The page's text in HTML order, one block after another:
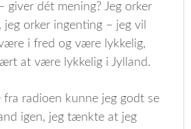
giver dét mening? Jeg orker
orker ingenting – jeg vil
i fred og være lykkelig,
at være lykkelig i Jylland.
fra radioen kunne jeg godt se
igen, jeg tænkte at jeg